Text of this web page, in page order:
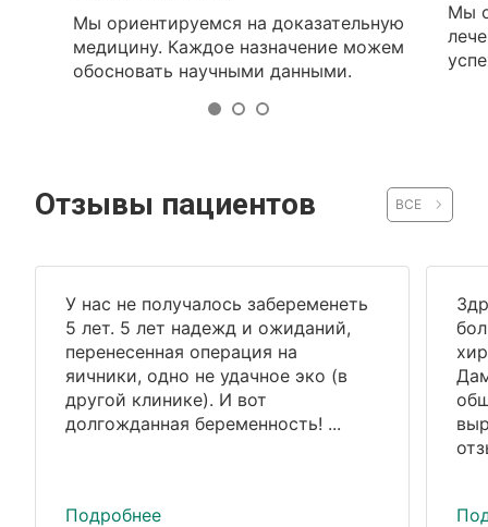
Мы ориентируемся на доказательную
медицину. Каждое назначение можем
обосновать научными данными.
Мы
Отзывы пациентов ВСЕ
У нас не получалось забеременеть
5 лет. 5 лет надежд и ожиданий,
перенесенная операция на
яичники, одно не удачное эко (в
другой клинике). И вот
долгожданная беременность! ...
Подробнее